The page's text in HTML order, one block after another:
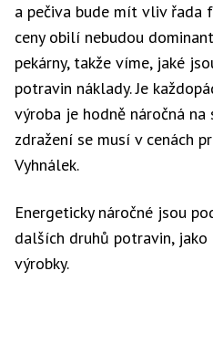
a pečiva bude mít vliv řada
ceny obilí nebudou
pekárny, takže víme, jaké
potravin náklady. Je
výroba je hodně náročná
zdražení se musí v cenách
Vyhnálek.
Energeticky náročné jsou
dalších druhů potravin, jako
výrobky.